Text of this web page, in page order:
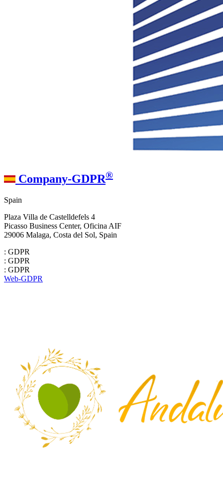
Company-GDPR®
Spain
Plaza Villa de Castelldefels 4
Picasso Business Center, Oficina AIF
29006 Malaga, Costa del Sol, Spain
: GDPR
: GDPR
: GDPR
Web-GDPR